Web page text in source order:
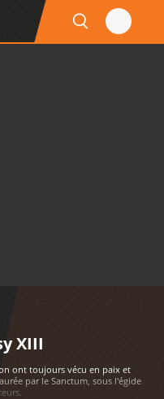
XIII
ont toujours vécu en paix et
par le Sanctum, sous l'égide